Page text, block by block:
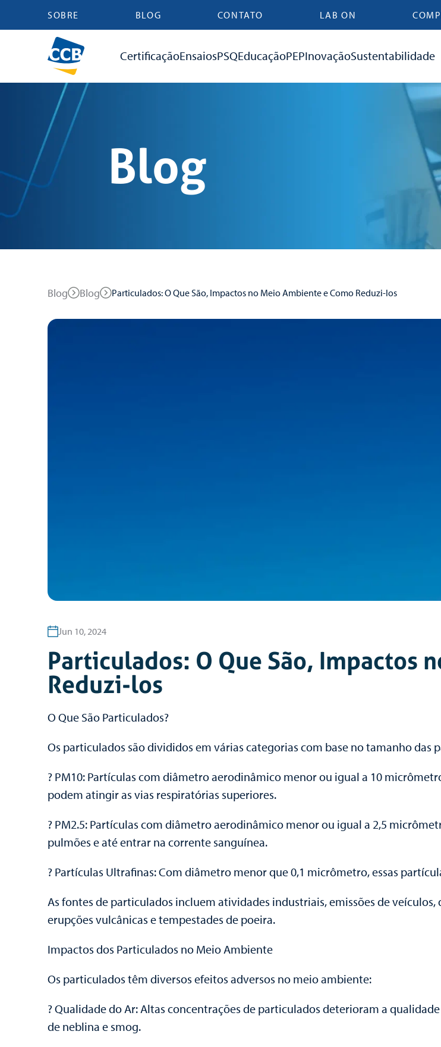
SOBRE BLOG CONTATO LAB ON
CertificaçãoEnsaiosPSQEducaçãoPEPInovaçãoSustentabilidade
Blog
Blog Blog Particulados: O Que São, Impactos no Meio Ambiente e Como Reduzi-los
Jun 10, 2024
Particulados: O Que São, Impactos
Reduzi-los
O Que São Particulados?
Os particulados são divididos em várias categorias com base no tamanho das
? PM10: Partículas com diâmetro aerodinâmico menor ou igual a 10
podem atingir as vias respiratórias superiores.
? PM2.5: Partículas com diâmetro aerodinâmico menor ou igual a 2,5
pulmões e até entrar na corrente sanguínea.
? Partículas Ultrafinas: Com diâmetro menor que 0,1 micrômetro, essas
As fontes de particulados incluem atividades industriais, emissões de
erupções vulcânicas e tempestades de poeira.
Impactos dos Particulados no Meio Ambiente
Os particulados têm diversos efeitos adversos no meio ambiente:
? Qualidade do Ar: Altas concentrações de particulados deterioram a
de neblina e smog.